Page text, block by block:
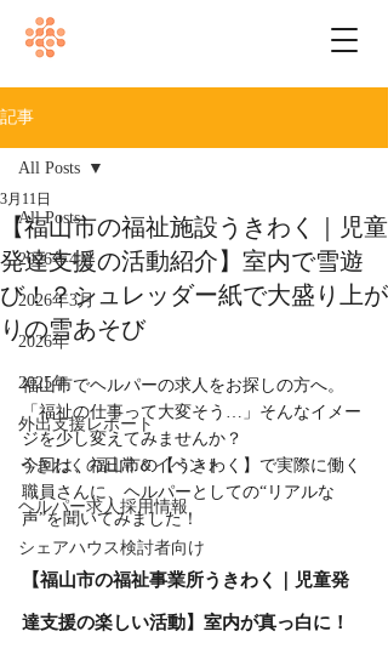
記事
All Posts
2026年4月
2026年3月
2026年
2025年
外出支援レポート
うきわくの日常＆イベント
ヘルパー求人採用情報
シェアハウス検討者向け
All Posts
【福山市の福祉施設うきわく｜児童
発達支援の活動紹介】室内で雪遊
び！？シュレッダー紙で大盛り上が
りの雪あそび
3月11日
福山市でヘルパーの求人をお探しの方へ。
「福祉の仕事って大変そう…」そんなイメー
ジを少し変えてみませんか？
今回は、福山市の【うきわく】で実際に働く
職員さんに、ヘルパーとしての“リアルな
声”を聞いてみました！
【福山市の福祉事業所うきわく｜児童発
達支援の楽しい活動】室内が真っ白に！